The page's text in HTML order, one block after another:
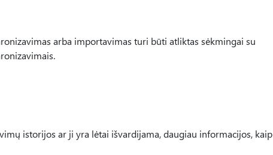
arba importavimas turi būti atliktas sėkmingai su
istorijos ar ji yra lėtai išvardijama, daugiau informacijos, kaip